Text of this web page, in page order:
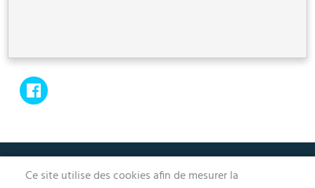
Ce site utilise des cookies afin de mesurer la
MAIRIE D'AUBERGENVILLE